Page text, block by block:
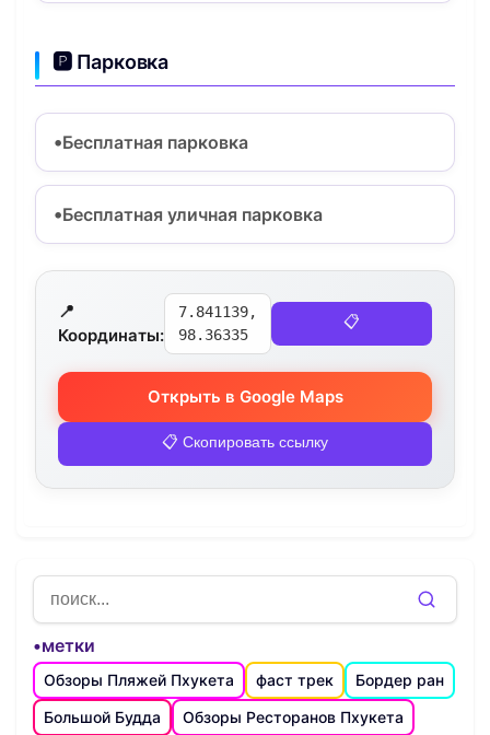
🅿️ Парковка
Бесплатная парковка
Бесплатная уличная парковка
📍
Координаты:
7.841139,
98.36335
📋
Открыть в Google Maps
📋 Скопировать ссылку
•метки
Обзоры Пляжей Пхукета фаст трек
Бордер ран
Большой Будда
Обзоры Ресторанов Пхукета